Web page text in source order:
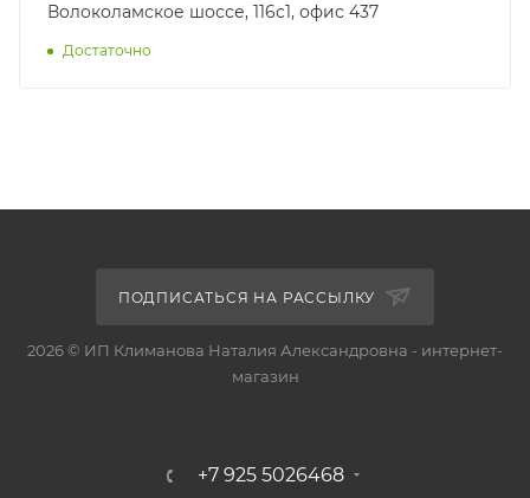
Волоколамское шоссе, 116с1, офис 437
Достаточно
ПОДПИСАТЬСЯ НА РАССЫЛКУ
2026 © ИП Климанова Наталия Александровна - интернет-
магазин
+7 925 5026468